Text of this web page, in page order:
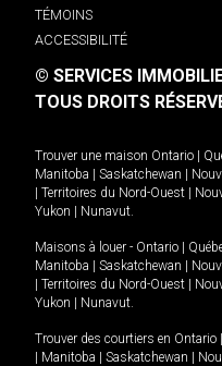
TÉMOINS
ACCESSIBILITÉ
© SERVICES
TOUS DROITS
Trouver une maison Ontario
Manitoba
Saskatchewan
Territoires du Nord-Ouest
Yukon
Nunavut.
Maisons à louer - Ontario
Manitoba
Saskatchewan
Territoires du Nord-Ouest
Yukon
Nunavut.
Trouver des courtiers en Ontario
Manitoba Saskatchewan